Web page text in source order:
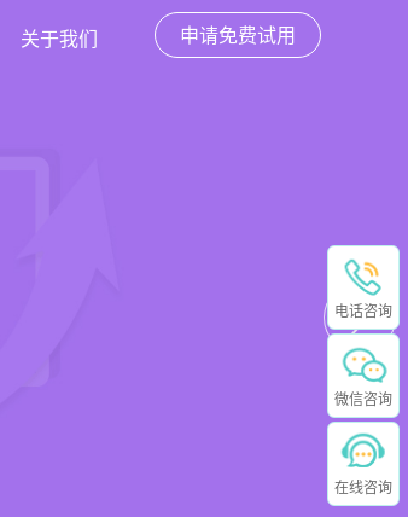
关于我们 申请免费试用
电话咨询
微信咨询
在线咨询